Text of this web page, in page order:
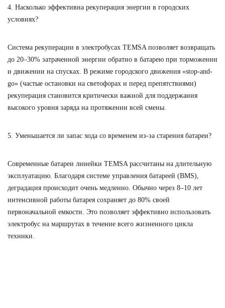
4. Насколько эффективна рекуперация энергии в городских
условиях?
Система рекуперации в электробусах TEMSA позволяет возвращать
до 20–30% затраченной энергии обратно в батарею при торможении
и движении на спусках. В режиме городского движения «stop-and-
go» (частые остановки на светофорах и перед препятствиями)
рекуперация становится критически важной для поддержания
высокого уровня заряда на протяжении всей смены.
5. Уменьшается ли запас хода со временем из-за старения батареи?
Современные батареи линейки TEMSA рассчитаны на длительную
эксплуатацию. Благодаря системе управления батареей (BMS),
деградация происходит очень медленно. Обычно через 8–10 лет
интенсивной работы батарея сохраняет до 80% своей
первоначальной емкости. Это позволяет эффективно использовать
электробус на маршрутах в течение всего жизненного цикла
техники.